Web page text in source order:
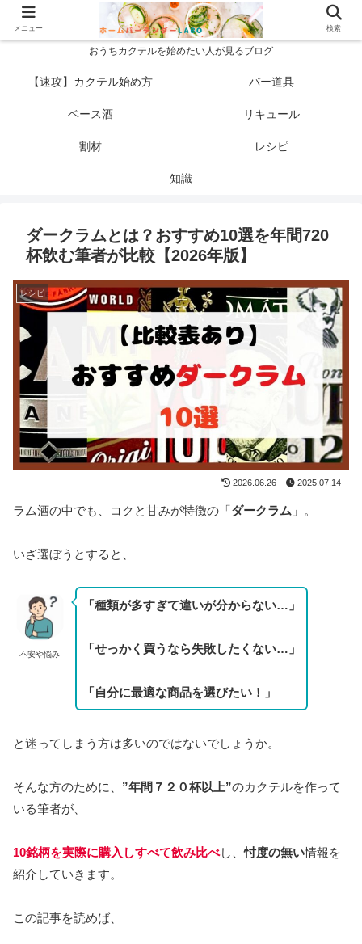
おうちカクテルを始めたい人が見るブログ
【速攻】カクテル始め方 バー道具
ベース酒 リキュール
割材 レシピ
知識
ダークラムとは？おすすめ10選を年間720
杯飲む筆者が比較【2026年版】
レシピ
2026.06.26 2025.07.14
ラム酒の中でも、コクと甘みが特徴の「ダークラム 」。
いざ選ぼうとすると、
不安や悩み
「種類が多すぎて違いが分からない…」
「せっかく買うなら失敗したくない…」
「自分に最適な商品を選びたい！」
と迷ってしまう方は多いのではないでしょうか。
そんな方のために、 ”年間７２０杯以上”のカクテルを作って
いる筆者が、
10銘柄を実際に購入しすべて飲み比べし、忖度の無い情報を
紹介していきます。
この記事を読めば、
メニュー 検索